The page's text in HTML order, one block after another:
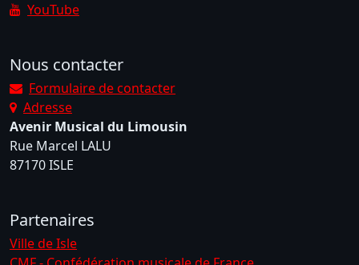
YouTube
Nous contacter
Formulaire de contacter
Adresse
Avenir Musical du Limousin
Rue Marcel LALU
87170 ISLE
Partenaires
Ville de Isle